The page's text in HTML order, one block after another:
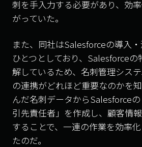
刺を手入力する必要があり、効
がっていた。
また、同社はSalesforceの導入
ひとつとしており、Salesforce
解しているため、名刺管理シス
の連携がどれほど重要なのかを
んだ名刺データからSalesforce
引先責任者」を作成し、顧客情
することで、一連の作業を効率
たのだ。